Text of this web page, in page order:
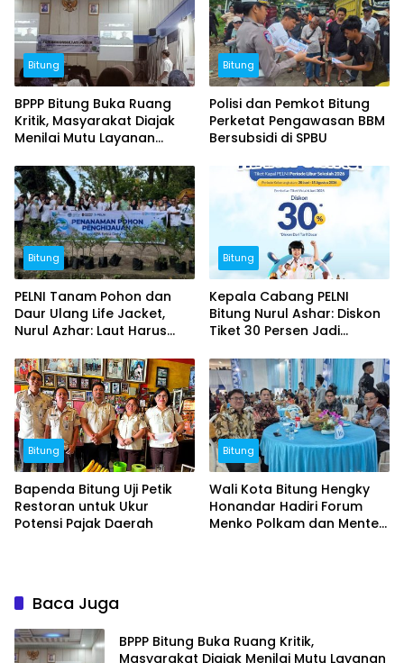
Bitung
BPPP Bitung Buka Ruang
Kritik, Masyarakat Diajak
Menilai Mutu Layanan
Bitung
Polisi dan Pemkot Bitung
Perketat Pengawasan BBM
Bersubsidi di SPBU
Bitung
PELNI Tanam Pohon dan
Daur Ulang Life Jacket,
Nurul Azhar: Laut Harus
Bitung
Kepala Cabang PELNI
Bitung Nurul Ashar: Diskon
Tiket 30 Persen Jadi
Berwisata Saat Libur
Sekolah
Bitung
Bapenda Bitung Uji Petik
Restoran untuk Ukur
Potensi Pajak Daerah
Bitung
Wali Kota Bitung Hengky
Honandar Hadiri Forum
Menko Polkam dan Menteri
Baca Juga
BPPP Bitung Buka Ruang Kritik,
Masyarakat Diajak Menilai Mutu Layanan